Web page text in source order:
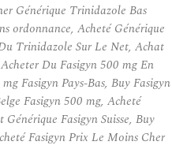
Générique Trinidazole Bas
ordonnance, Acheté Générique
Trinidazole Sur Le Net, Achat
Du Fasigyn 500 mg En
Fasigyn Pays-Bas, Buy Fasigyn
Fasigyn 500 mg, Acheté
Fasigyn Suisse, Buy
Fasigyn Prix Le Moins Cher